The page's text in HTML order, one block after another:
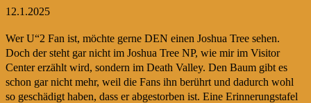
12.1.2025
Wer U“2 Fan ist, möchte gerne DEN einen Joshua Tree sehen.
Doch der steht gar nicht im Joshua Tree NP, wie mir im Visitor
Center erzählt wird, sondern im Death Valley. Den Baum gibt es
schon gar nicht mehr, weil die Fans ihn berührt und dadurch wohl
so geschädigt haben, dass er abgestorben ist. Eine Erinnerungstafel